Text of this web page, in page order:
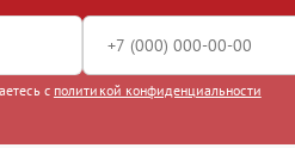
с политикой конфиденциальности